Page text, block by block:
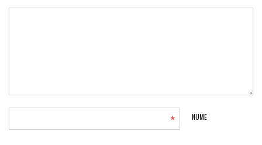
NUME
*